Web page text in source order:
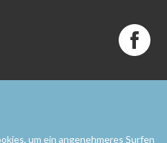
Spielteilnahme ab 18
um ein angenehmeres Surfen